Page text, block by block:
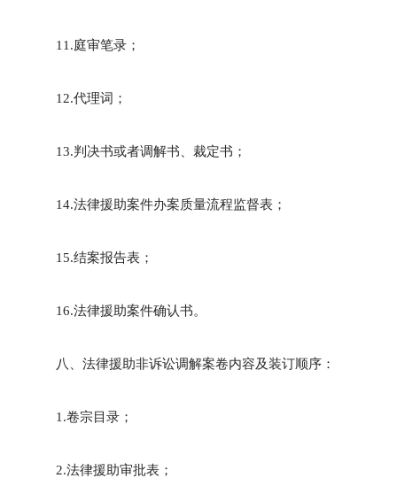
11.庭审笔录；
12.代理词；
13.判决书或者调解书、裁定书；
14.法律援助案件办案质量流程监督表；
15.结案报告表；
16.法律援助案件确认书。
八、法律援助非诉讼调解案卷内容及装订顺序：
1.卷宗目录；
2.法律援助审批表；